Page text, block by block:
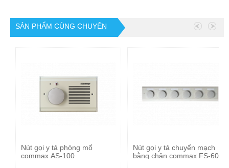
SẢN PHẨM CÙNG CHUYÊN
Nút gọi y tá phòng mổ
commax AS-100
Nút gọi y tá chuyển mạch
bằng chân commax FS-600